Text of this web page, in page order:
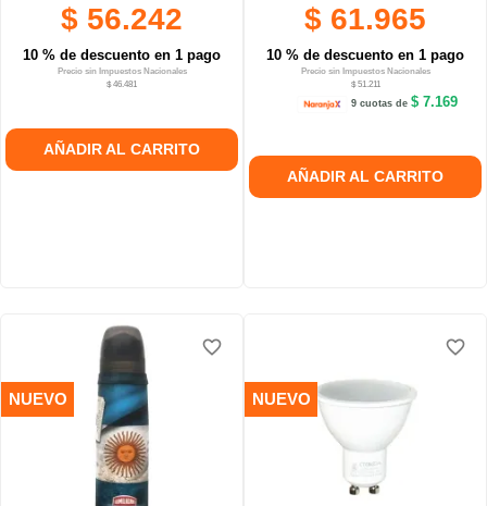
$ 56.242
10 % de descuento en 1 pago
Precio sin Impuestos Nacionales
$ 46.481
AÑADIR AL CARRITO
$ 61.965
10 % de descuento en 1 pago
Precio sin Impuestos Nacionales
$ 51.211
9 cuotas de $ 7.169
AÑADIR AL CARRITO
NUEVO
favorite_border
favorite_border
favorite_border
NUEVO
favorite_border
favorite_border
favorite_border